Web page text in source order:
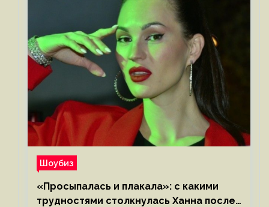
Шоубиз
«Просыпалась и плакала»: с какими
трудностями столкнулась Ханна после